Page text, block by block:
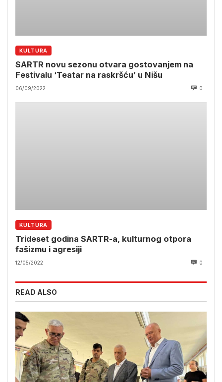
KULTURA
SARTR novu sezonu otvara gostovanjem na
Festivalu ‘Teatar na raskršću’ u Nišu
06/09/2022 0
KULTURA
Trideset godina SARTR-a, kulturnog otpora
fašizmu i agresiji
12/05/2022 0
READ ALSO